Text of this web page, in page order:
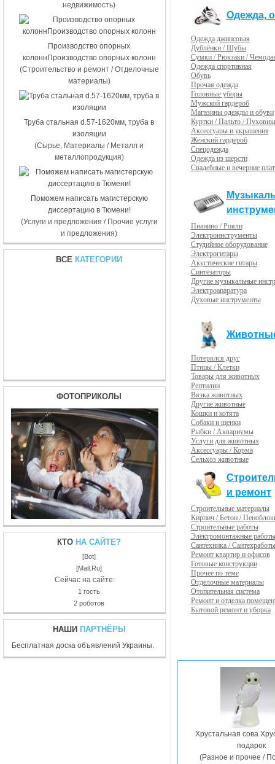
недвижимость)
Производство опорных
колоннПроизводство опорных колонн
(Строительство и ремонт / Отделочные
материалы)
Труба стальная d.57-1620мм, труба в
изоляции
(Сырье, Материалы / Металл и
металлопродукция)
Поможем написать магистерскую
диссертацию в Тюмени!
(Услуги и предложения / Прочие услуги
и предложения)
ВСЕ КАТЕГОРИИ
ФОТОПРИКОЛЫ
КТО НА САЙТЕ?
[Bot]
[Mail.Ru]
Сейчас на сайте:
1 гость
2 роботов
НАШИ ПАРТНЁРЫ
Бесплатная доска объявлений Украины.
Одежда,
Одежда джинсовая
Дублёнки / Шубы
Сумки / Рюкзаки /
Одежда спортивная
Обувь
Прочая одежда
Головные уборы
Мужской гардероб
Магазины одежды и обуви
Куртки / Пальто /
Аксессуары и украшения
Женский гардероб
Спецодежда
Одежда из шерсти
Свадебные и вечерние
Пианино / Рояли
Электроинструменты
Студийное оборудование
Электрогитары
Акустические гитары
Синтезаторы
Другие музыкальные
Электроапаратура
Духовые инструменты
Потерялся друг
Птицы / Клетки
Товары для животных
Рептилии
Вязка животных
Другие животные
Кошки и котята
Собаки и щенки
Рыбки / Аквариумы
Услуги для животных
Аксессуары / Корма
Сельхоз животные
и ремонт
Строительные материалы
Кирпич / Бетон /
Строительные работы
Электромонтажные работы
Сантехника / Сантехработы
Ремонт квартир и офисов
Готовые конструкции
Прочее по теме
Отделочные материалы
Отопительная система
Ремонт и отделка
Бытовой ремонт и уборка
Хрустальная сова
подарок
(Разное и прочее /